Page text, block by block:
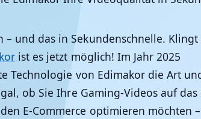
und das in Sekundenschnelle. Klingt
ist es jetzt möglich! Im Jahr 2025
Technologie von Edimakor die Art
ob Sie Ihre Gaming-Videos auf
E-Commerce optimieren möchten